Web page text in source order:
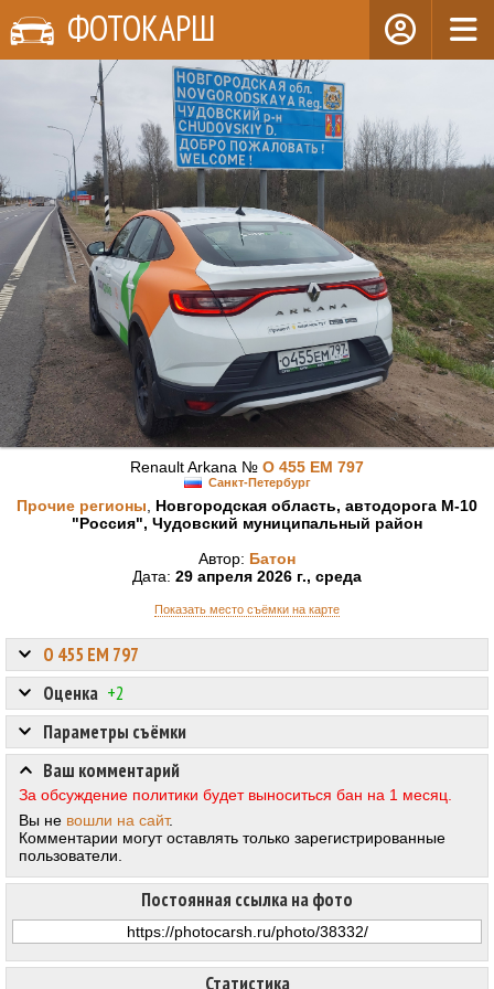
ФОТОКАРШ
Renault Arkana № О 455 ЕМ 797
Санкт-Петербург
Прочие регионы
Новгородская область, автодорога М-10
"Россия", Чудовский муниципальный район
Автор: Батон
Дата: 29 апреля 2026 г., среда
Показать место съёмки на карте
Статистика
Оценка +2
Постоянная ссылка на фото
О 455 ЕМ 797
Параметры съёмки
Ваш комментарий
За обсуждение политики будет выноситься бан на 1 месяц.
Вы не вошли на сайт.
Комментарии могут оставлять только зарегистрированные
пользователи.